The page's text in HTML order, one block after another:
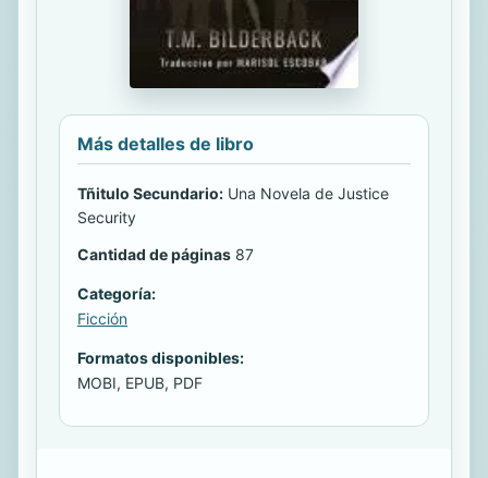
Más detalles de libro
Tñitulo Secundario: Una Novela de Justice
Security
Cantidad de páginas 87
Categoría:
Ficción
Formatos disponibles:
MOBI, EPUB, PDF